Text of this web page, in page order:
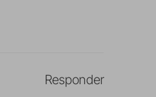
Responder